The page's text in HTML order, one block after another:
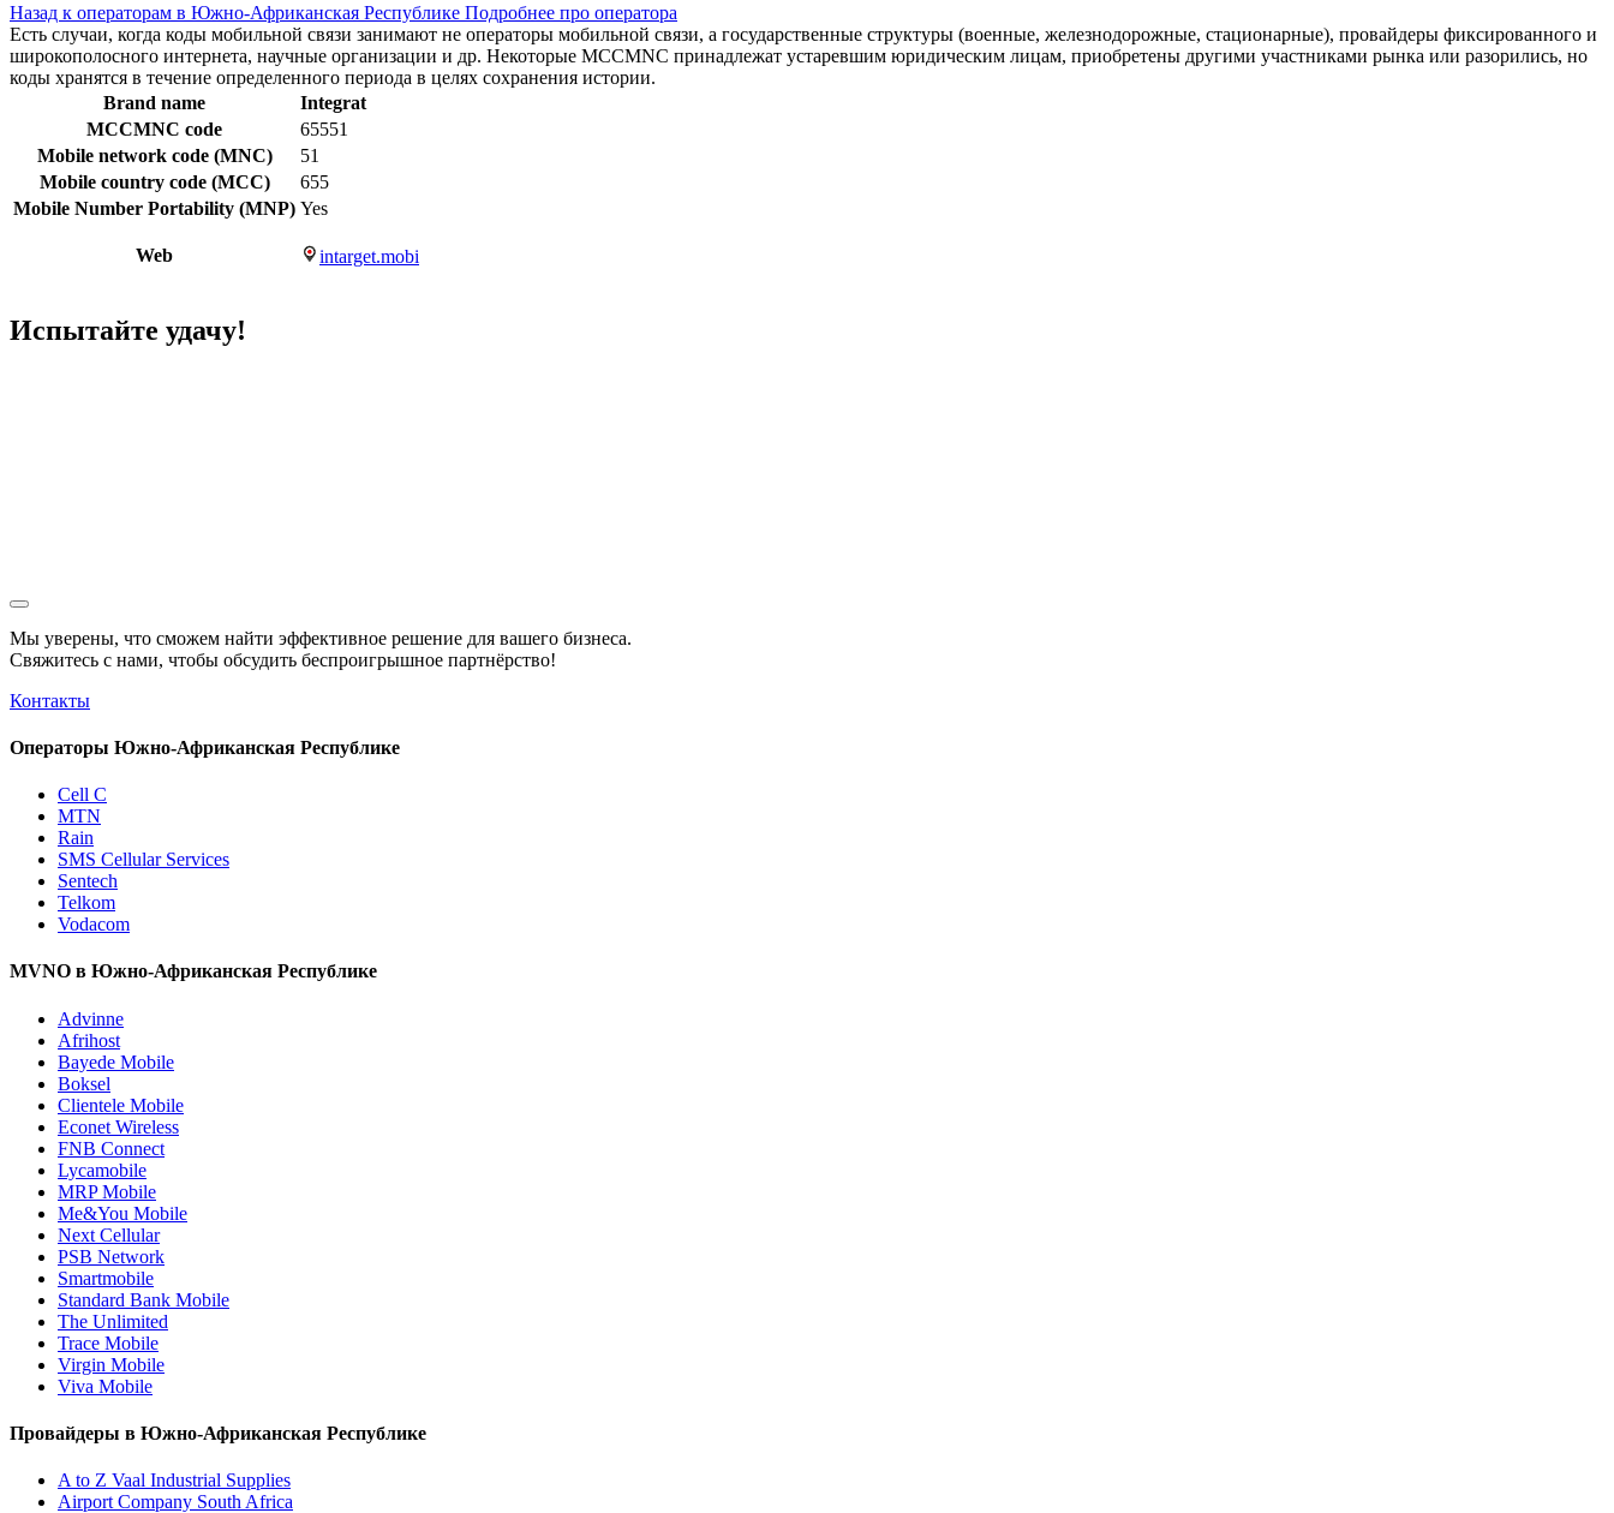
Назад к операторам в Южно-Африканская Республике Подробнее про оператора
Есть случаи, когда коды мобильной связи занимают не операторы мобильной связи, а государственные структуры (военные, железнодорожные, стационарные), провайдеры фиксированного и
широкополосного интернета, научные организации и др. Некоторые MCCMNC принадлежат устаревшим юридическим лицам, приобретены другими участниками рынка или разорились, но
коды хранятся в течение определенного периода в целях сохранения истории.
Brand name
Integrat
MCCMNC code
65551
Mobile network code (MNC)
51
Mobile country code (MCC)
655
Mobile Number Portability (MNP) Yes
Web intarget.mobi
Испытайте удачу!
Мы уверены, что сможем найти эффективное решение для вашего бизнеса.
Свяжитесь с нами, чтобы обсудить беспроигрышное партнёрство!
Контакты
Операторы Южно-Африканская Республике
Cell C
MTN
Rain
SMS Cellular Services
Sentech
Telkom
Vodacom
MVNO в Южно-Африканская Республике
Advinne
Afrihost
Bayede Mobile
Boksel
Clientele Mobile
Econet Wireless
FNB Connect
Lycamobile
MRP Mobile
Me&You Mobile
Next Cellular
PSB Network
Smartmobile
Standard Bank Mobile
The Unlimited
Trace Mobile
Virgin Mobile
Viva Mobile
Провайдеры в Южно-Африканская Республике
A to Z Vaal Industrial Supplies
Airport Company South Africa